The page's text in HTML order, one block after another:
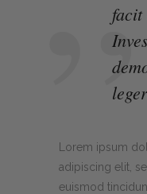
Lorem ipsum
adipiscing elit,
euismod